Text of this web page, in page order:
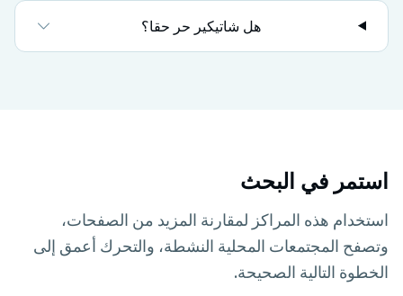
هل شاتيكير حر حقا؟
استمر في البحث
استخدام هذه المراكز لمقارنة المزيد من الصفحات،
وتصفح المجتمعات المحلية النشطة، والتحرك أعمق إلى
الخطوة التالية الصحيحة.